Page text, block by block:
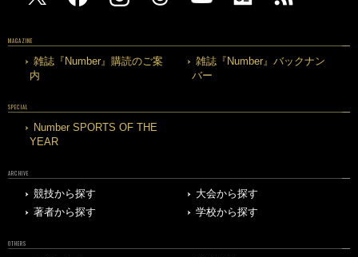
MAGAZINE
雑誌『Number』購読のご案
内
雑誌『Number』バックナン
バー
SPECIAL
Number SPORTS OF THE
YEAR
ARCHIVE
競技から探す
大会から探す
著者から探す
学校から探す
OTHERS